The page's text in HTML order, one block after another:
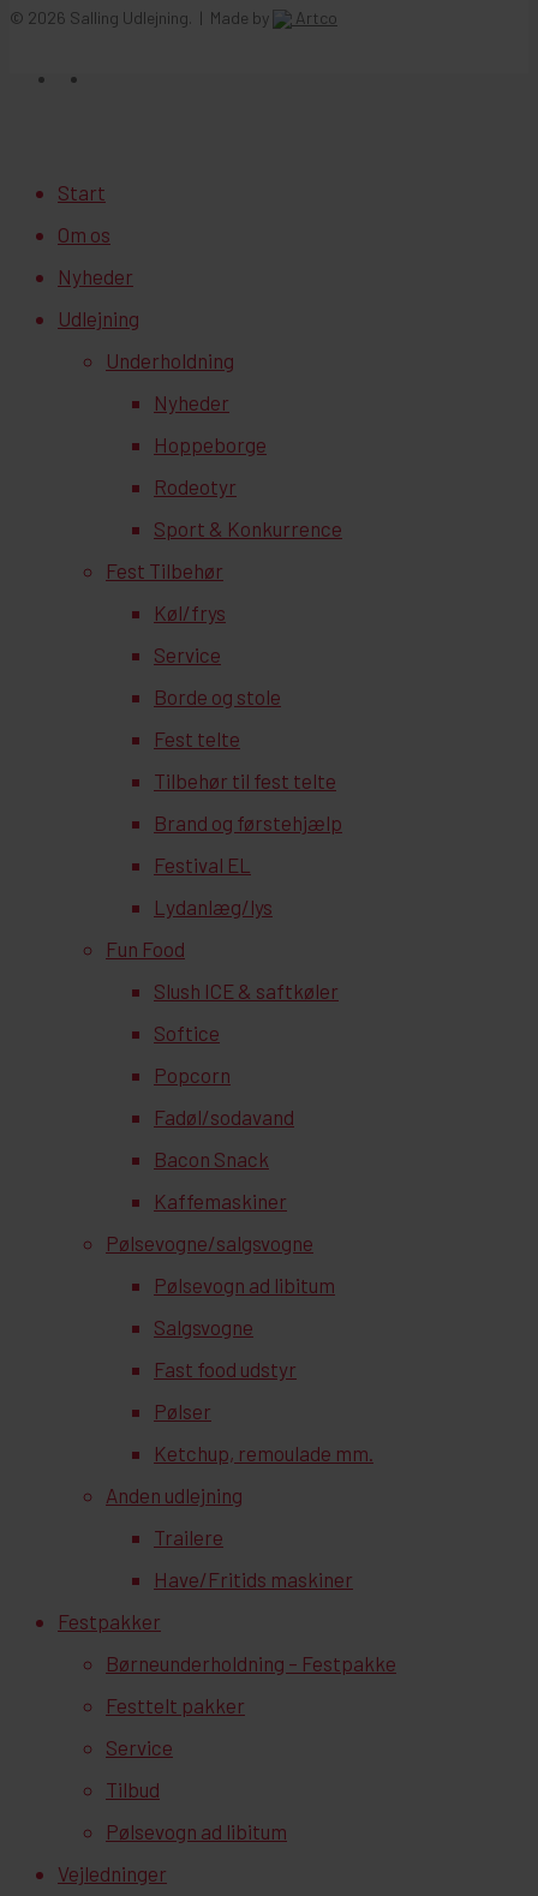
© 2026 Salling Udlejning. | Made by Artco
facebook
Menu
Start
Om os
Nyheder
Udlejning
Underholdning
Nyheder
Hoppeborge
Rodeotyr
Sport & Konkurrence
Fest Tilbehør
Køl/frys
Service
Borde og stole
Fest telte
Tilbehør til fest telte
Brand og førstehjælp
Festival EL
Lydanlæg/lys
Fun Food
Slush ICE & saftkøler
Softice
Popcorn
Fadøl/sodavand
Bacon Snack
Kaffemaskiner
Pølsevogne/salgsvogne
Pølsevogn ad libitum
Salgsvogne
Fast food udstyr
Pølser
Ketchup, remoulade mm.
Anden udlejning
Trailere
Have/Fritids maskiner
Festpakker
Børneunderholdning – Festpakke
Festtelt pakker
Service
Tilbud
Pølsevogn ad libitum
Vejledninger